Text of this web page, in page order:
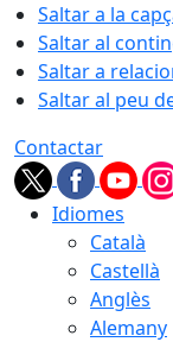
Saltar a la
Saltar al
Saltar a
Saltar al peu
Contactar
Idiomes
Català
Castellà
Anglès
Alemany